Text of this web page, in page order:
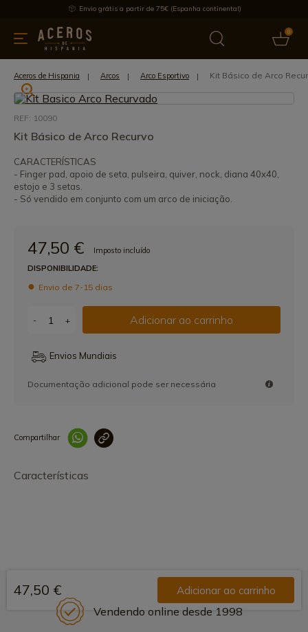
Envio grátis a partir de 75€ (Espanha continental)
0
& Utensílios de cozinha Oferece Últimas notícias
Aceros de Hispania Arcos Arco Esportivo Kit Básico de Arco
REF: 10090
Kit Básico de Arco Recurvo
CARACTERÍSTICAS
- Finger pad, apoio de seta, pulseira, quiver, nock, diana 40x40,
estojo e 3 setas.
- Só vendido em conjunto com um arco de iniciação.
47,50 €
Imposto incluído
DISPONIBILIDADE:
Envio de 7-15 dias
- + Adicionar ao carrinho
Envios Mundiais
Documentação adicional pode ser necessária
Compartilhar
Características
47,50 € Adicionar ao carrinho
Vendendo online desde 1998